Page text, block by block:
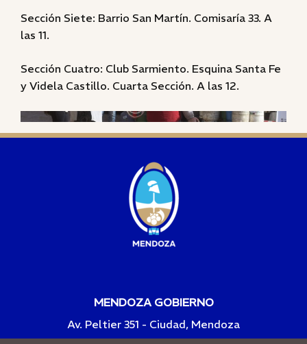
Sección Siete: Barrio San Martín. Comisaría 33. A
las 11.
Sección Cuatro: Club Sarmiento. Esquina Santa Fe
y Videla Castillo. Cuarta Sección. A las 12.
MENDOZA GOBIERNO
Av. Peltier 351 - Ciudad, Mendoza